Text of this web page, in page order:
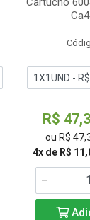
R$
ou R$
4x de R$